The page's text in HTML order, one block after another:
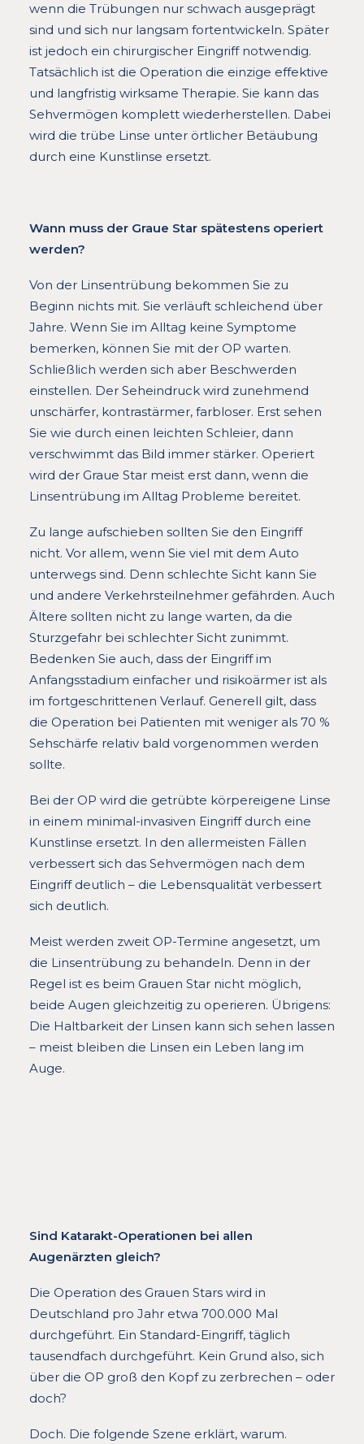
wenn die Trübungen nur schwach ausgeprägt
sind und sich nur langsam fortentwickeln. Später
ist jedoch ein chirurgischer Eingriff notwendig.
Tatsächlich ist die Operation die einzige effektive
und langfristig wirksame Therapie. Sie kann das
Sehvermögen komplett wiederherstellen. Dabei
wird die trübe Linse unter örtlicher Betäubung
durch eine Kunstlinse ersetzt.
Wann muss der Graue Star spätestens operiert
werden?
Von der Linsentrübung bekommen Sie zu
Beginn nichts mit. Sie verläuft schleichend über
Jahre. Wenn Sie im Alltag keine Symptome
bemerken, können Sie mit der OP warten.
Schließlich werden sich aber Beschwerden
einstellen. Der Seheindruck wird zunehmend
unschärfer, kontrastärmer, farbloser. Erst sehen
Sie wie durch einen leichten Schleier, dann
verschwimmt das Bild immer stärker. Operiert
wird der Graue Star meist erst dann, wenn die
Linsentrübung im Alltag Probleme bereitet.
Zu lange aufschieben sollten Sie den Eingriff
nicht. Vor allem, wenn Sie viel mit dem Auto
unterwegs sind. Denn schlechte Sicht kann Sie
und andere Verkehrsteilnehmer gefährden. Auch
Ältere sollten nicht zu lange warten, da die
Sturzgefahr bei schlechter Sicht zunimmt.
Bedenken Sie auch, dass der Eingriff im
Anfangsstadium einfacher und risikoärmer ist als
im fortgeschrittenen Verlauf. Generell gilt, dass
die Operation bei Patienten mit weniger als 70 %
Sehschärfe relativ bald vorgenommen werden
sollte.
Bei der OP wird die getrübte körpereigene Linse
in einem minimal-invasiven Eingriff durch eine
Kunstlinse ersetzt. In den allermeisten Fällen
verbessert sich das Sehvermögen nach dem
Eingriff deutlich – die Lebensqualität verbessert
sich deutlich.
Meist werden zweit OP-Termine angesetzt, um
die Linsentrübung zu behandeln. Denn in der
Regel ist es beim Grauen Star nicht möglich,
beide Augen gleichzeitig zu operieren. Übrigens:
Die Haltbarkeit der Linsen kann sich sehen lassen
– meist bleiben die Linsen ein Leben lang im
Auge.
Sind Katarakt-Operationen bei allen
Augenärzten gleich?
Die Operation des Grauen Stars wird in
Deutschland pro Jahr etwa 700.000 Mal
durchgeführt. Ein Standard-Eingriff, täglich
tausendfach durchgeführt. Kein Grund also, sich
über die OP groß den Kopf zu zerbrechen – oder
doch?
Doch. Die folgende Szene erklärt, warum.